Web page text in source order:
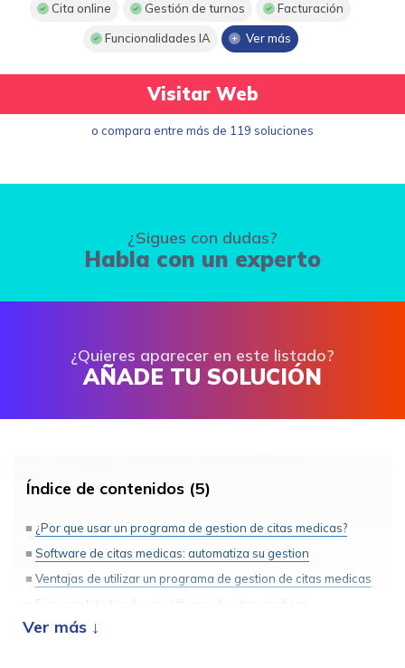
Cita online Gestión de turnos Facturación
Funcionalidades IA Ver más
Visitar Web
o compara entre más de 119 soluciones
¿Sigues con dudas?
Habla con un experto
¿Quieres aparecer en este listado?
AÑADE TU SOLUCIÓN
Índice de contenidos (5)
¿Por que usar un programa de gestion de citas medicas?
Software de citas medicas: automatiza su gestion
Ventajas de utilizar un programa de gestion de citas medicas
Funcionalidades de un software de citas medicas
Comparativa: el mejor software de gestion de citas medicas